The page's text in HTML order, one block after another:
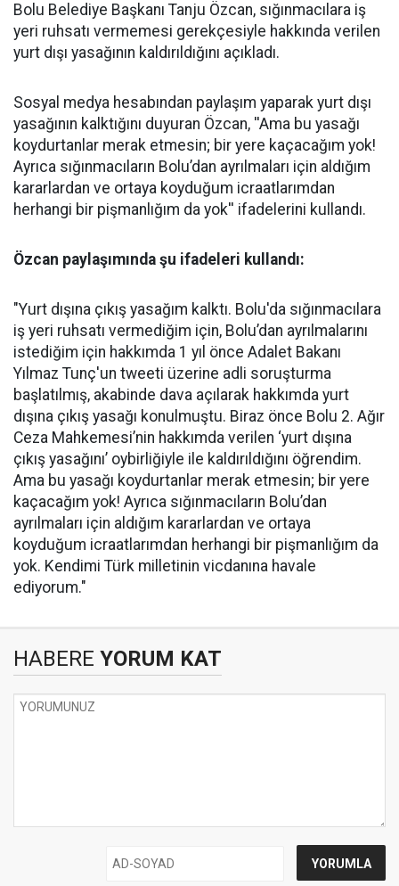
Bolu Belediye Başkanı Tanju Özcan, sığınmacılara iş
yeri ruhsatı vermemesi gerekçesiyle hakkında verilen
yurt dışı yasağının kaldırıldığını açıkladı.
Sosyal medya hesabından paylaşım yaparak yurt dışı
yasağının kalktığını duyuran Özcan, ''Ama bu yasağı
koydurtanlar merak etmesin; bir yere kaçacağım yok!
Ayrıca sığınmacıların Bolu’dan ayrılmaları için aldığım
kararlardan ve ortaya koyduğum icraatlarımdan
herhangi bir pişmanlığım da yok'' ifadelerini kullandı.
Özcan paylaşımında şu ifadeleri kullandı:
"Yurt dışına çıkış yasağım kalktı. Bolu'da sığınmacılara
iş yeri ruhsatı vermediğim için, Bolu’dan ayrılmalarını
istediğim için hakkımda 1 yıl önce Adalet Bakanı
Yılmaz Tunç'un tweeti üzerine adli soruşturma
başlatılmış, akabinde dava açılarak hakkımda yurt
dışına çıkış yasağı konulmuştu. Biraz önce Bolu 2. Ağır
Ceza Mahkemesi’nin hakkımda verilen ‘yurt dışına
çıkış yasağını’ oybirliğiyle ile kaldırıldığını öğrendim.
Ama bu yasağı koydurtanlar merak etmesin; bir yere
kaçacağım yok! Ayrıca sığınmacıların Bolu’dan
ayrılmaları için aldığım kararlardan ve ortaya
koyduğum icraatlarımdan herhangi bir pişmanlığım da
yok. Kendimi Türk milletinin vicdanına havale
ediyorum."
HABERE YORUM KAT